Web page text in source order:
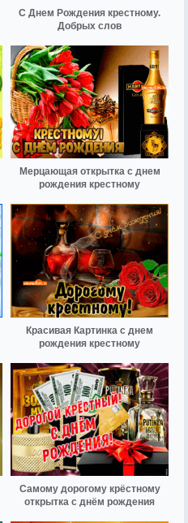
С Днем Рождения крестному.
Добрых слов
Мерцающая открытка с днем
рождения крестному
Красивая Картинка с днем
рождения крестному
Самому дорогому крёстному
открытка с днём рождения